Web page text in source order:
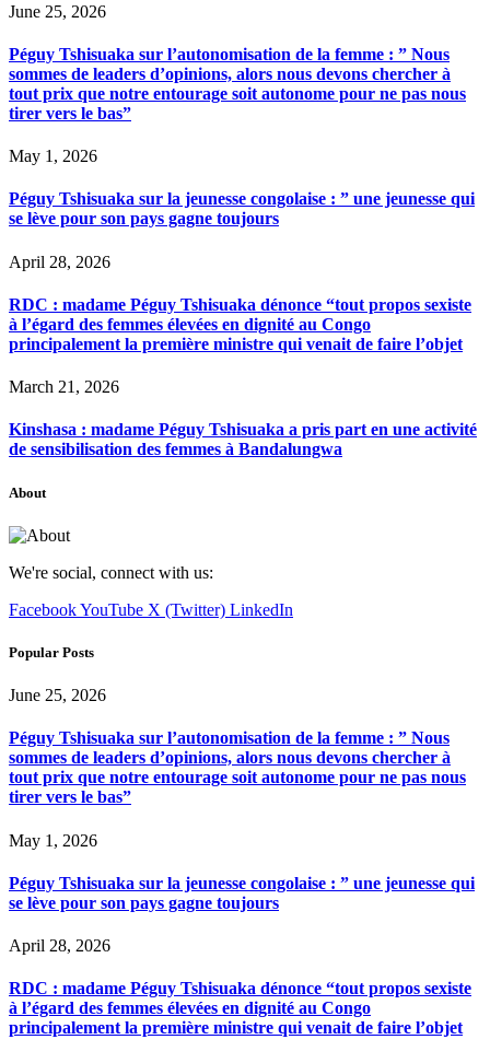
June 25, 2026
Péguy Tshisuaka sur l’autonomisation de la femme : ” Nous
sommes de leaders d’opinions, alors nous devons chercher à
tout prix que notre entourage soit autonome pour ne pas nous
tirer vers le bas”
May 1, 2026
Péguy Tshisuaka sur la jeunesse congolaise : ” une jeunesse qui
se lève pour son pays gagne toujours
April 28, 2026
RDC : madame Péguy Tshisuaka dénonce “tout propos sexiste
à l’égard des femmes élevées en dignité au Congo
principalement la première ministre qui venait de faire l’objet
March 21, 2026
Kinshasa : madame Péguy Tshisuaka a pris part en une activité
de sensibilisation des femmes à Bandalungwa
About
We're social, connect with us:
FacebookYouTube X (Twitter) LinkedIn
Popular Posts
June 25, 2026
Péguy Tshisuaka sur l’autonomisation de la femme : ” Nous
sommes de leaders d’opinions, alors nous devons chercher à
tout prix que notre entourage soit autonome pour ne pas nous
tirer vers le bas”
May 1, 2026
Péguy Tshisuaka sur la jeunesse congolaise : ” une jeunesse qui
se lève pour son pays gagne toujours
April 28, 2026
RDC : madame Péguy Tshisuaka dénonce “tout propos sexiste
à l’égard des femmes élevées en dignité au Congo
principalement la première ministre qui venait de faire l’objet